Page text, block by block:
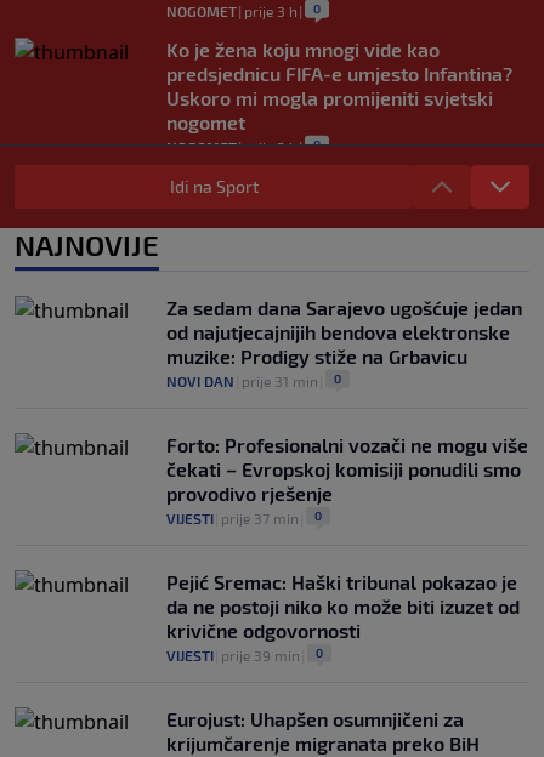
NOGOMET| prije 3 h | 0
Ko je žena koju mnogi vide kao
predsjednicu FIFA-e umjesto Infantina?
Uskoro mi mogla promijeniti svjetski
nogomet
NOGOMET|prije 3 h| 0
FIFA se izvinila svim svojim članicama
zbog FFE projekta: Ali rukovodstvo i
dalje podržava Infantina
Lionel Messi postigao dva gola u pobjedi
Inter Miamija i ispisao historiju Leagues
Cupa (VIDEO)
prije 4 h| 0
Idi na Sport
NAJNOVIJE
Za sedam dana Sarajevo ugošćuje jedan
od najutjecajnijih bendova elektronske
muzike: Prodigy stiže na Grbavicu
NOVI DAN prije 31 min 0
Forto: Profesionalni vozači ne mogu više
čekati – Evropskoj komisiji ponudili smo
provodivo rješenje
VIJESTI prije 37 min 0
Pejić Sremac: Haški tribunal pokazao je
da ne postoji niko ko može biti izuzet od
krivične odgovornosti
VIJESTI prije 39 min 0
Eurojust: Uhapšen osumnjičeni za
krijumčarenje migranata preko BiH